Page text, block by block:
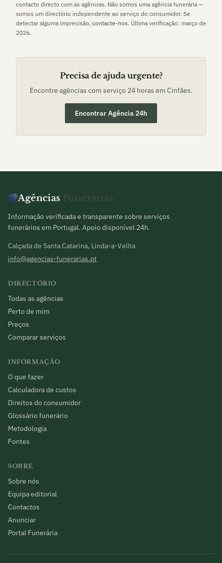
contacto directo com as agências. Não somos uma agência funerária —
somos um directório independente ao serviço do consumidor. Se
detectar alguma imprecisão, contacte-nos. Última verificação: março de
2026.
Precisa de ajuda urgente?
Encontre agências com serviço 24 horas em Cinfães.
Encontrar Agência 24h
Agências Funerárias
Informação verificada e transparente sobre serviços
funerários em Portugal. Apoio disponível 24h.
Calçada de Santa Catarina, Linda-a-Velha
info@agencias-funerarias.pt
DIRECTÓRIO
Todas as agências
Perto de mim
Preços
Comparar serviços
INFORMAÇÃO
O que fazer
Calculadora de custos
Direitos do consumidor
Glossário funerário
Metodologia
Fontes
SOBRE
Sobre nós
Equipa editorial
Contactos
Anunciar
Portal Funerária